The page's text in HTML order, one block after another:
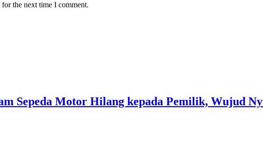
the next time I comment.
Sepeda Motor Hilang kepada Pemilik, Wujud